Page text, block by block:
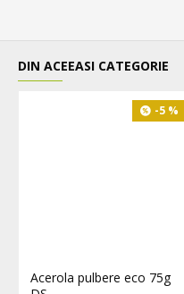
DIN ACEEASI CATEGORIE
-5 %
Acerola pulbere eco 75g